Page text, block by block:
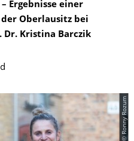
Ergebnisse einer
Oberlausitz bei
Dr. Kristina Barczik
© Ronny Rozum